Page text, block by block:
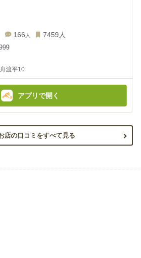
166 人 7459人
渡平10
アプリで開く
店の口コミをすべて見る